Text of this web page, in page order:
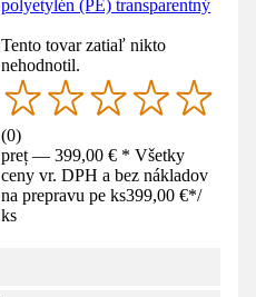
polyetylén (PE) transparentný
Tento tovar zatiaľ nikto
nehodnotil.
(0)
preț — 399,00 € * Všetky
ceny vr. DPH a bez nákladov
na prepravu pe ks399,00 €*/
ks